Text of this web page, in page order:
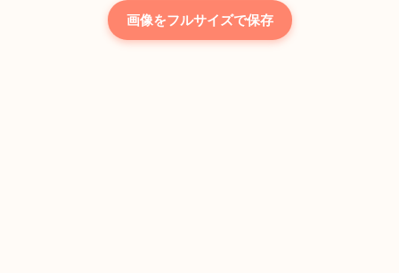
画像をフルサイズで保存